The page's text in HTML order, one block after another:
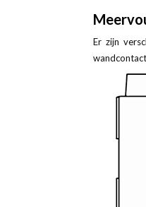
Er zijn